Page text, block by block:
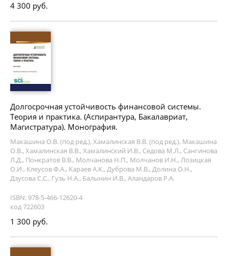
4 300 руб.
Долгосрочная устойчивость финансовой системы.
Теория и практика. (Аспирантура, Бакалавриат,
Магистратура). Монография.
Макашина О.В. (под ред.), Хамалинская В.В. (под ред.), Макашина
О.В., Хамалинская В.В., Хамалинский И.В., Седова М.Л., Сангинова
Л.Д., Понкратов В.В., Молчанова Н.П., Молчанов И.Н., Лозицкая
О.И., Клеусов Ф.А., Караев А.К., Дуброва М.В., Долина О.Н.,
Дзусова С.С., Гузь Н.А., Балынин И.В., Аландаров Р.А.
ISBN: 978-5-466-12620-4
код 722603
1 300 руб.